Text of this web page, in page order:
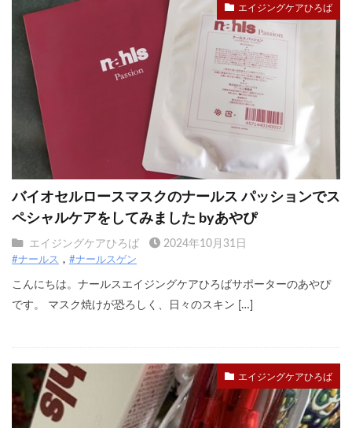
エイジングケアひろば
バイオセルロースマスクのナールス パッションでス
ペシャルケアをしてみました byあやぴ
エイジングケアひろば 2024年10月31日
#ナールス #ナールスゲン
こんにちは。ナールスエイジングケアひろばサポーターのあやぴ
です。 マスク焼けが恐ろしく、日々のスキン […]
エイジングケアひろば